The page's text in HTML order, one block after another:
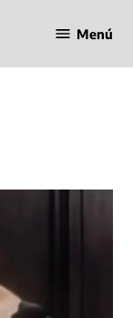
Menú